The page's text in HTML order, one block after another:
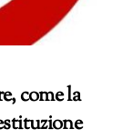
come la